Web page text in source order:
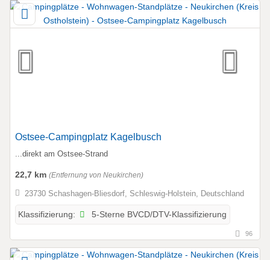
Ostsee-Campingplatz Kagelbusch
...direkt am Ostsee-Strand
22,7 km (Entfernung von Neukirchen)
23730 Schashagen-Bliesdorf, Schleswig-Holstein, Deutschland
Klassifizierung: 5-Sterne BVCD/DTV-Klassifizierung
96